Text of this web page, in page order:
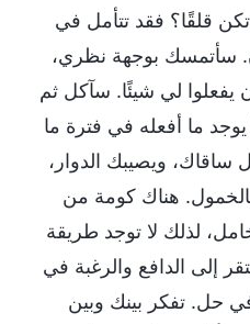
قلقًا؟ فقد تتأمل في
سأتمسك بوجهة نظري،
لي شيئًا. سآكل ثم
ما أفعله في فترة ما
ويصيبك الدوار،
هناك كومة من
لذلك لا توجد طريقة
إلى الدافع والرغبة في
في حل. تفكر بينك وبين